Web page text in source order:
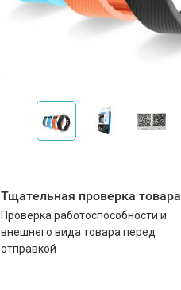
Тщательная проверка товара
Проверка работоспособности и
внешнего вида товара перед
отправкой